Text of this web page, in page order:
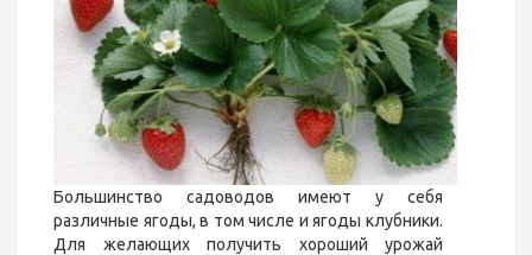
Большинство садоводов имеют у себя
различные ягоды, в том числе и ягоды клубники.
Для желающих получить хороший урожай